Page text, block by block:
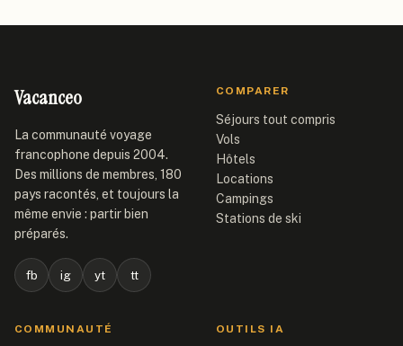
Vacanceo
La communauté voyage
francophone depuis 2004.
Des millions de membres, 180
pays racontés, et toujours la
même envie : partir bien
préparés.
fb ig yt tt
COMPARER
Séjours tout compris
Vols
Hôtels
Locations
Campings
Stations de ski
COMMUNAUTÉ OUTILS IA